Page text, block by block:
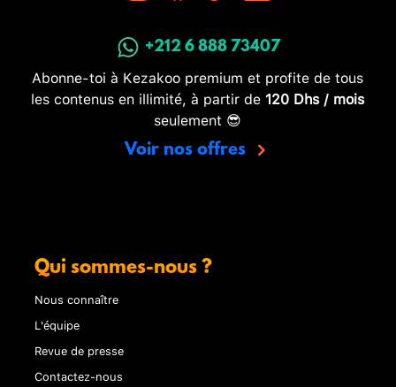
+212 6 888 73407
Abonne-toi à Kezakoo premium et profite de tous
les contenus en illimité, à partir de 120 Dhs / mois
seulement 😎
Voir nos offres
Qui sommes-nous ?
Nous connaître
L'équipe
Revue de presse
Contactez-nous